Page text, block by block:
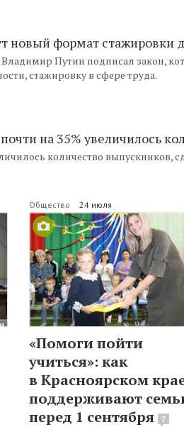
новый формат стажировки
Путин подписал закон,
стажировку в сфере труда.
на 35% увеличилось
количество выпускников,
Общество 24 июля
«Помоги пойти
учиться»: как
в Красноярском
поддерживают
перед 1 сентября
7